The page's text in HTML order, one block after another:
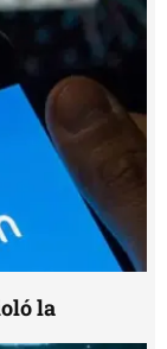
la